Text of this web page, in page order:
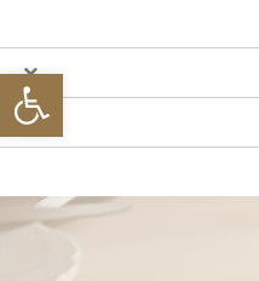
פתח